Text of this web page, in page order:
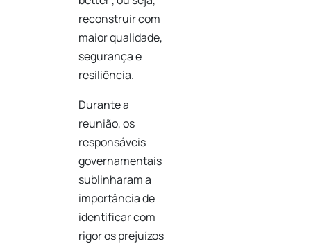
reconstruir com
maior qualidade,
segurança e
resiliência.
Durante a
reunião, os
responsáveis
governamentais
sublinharam a
importância de
identificar com
rigor os prejuízos